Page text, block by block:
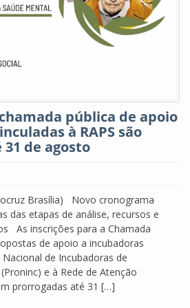
pública de apoio
à RAPS são
de agosto
Brasília) Novo cronograma
das etapas de análise, recursos e
As inscrições para a Chamada
de apoio a incubadoras
de Incubadoras de
e à Rede de Atenção
prorrogadas até 31 […]